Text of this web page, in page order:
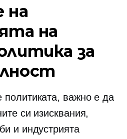
на
на
за
важно е да
си изисквания,
и индустрията